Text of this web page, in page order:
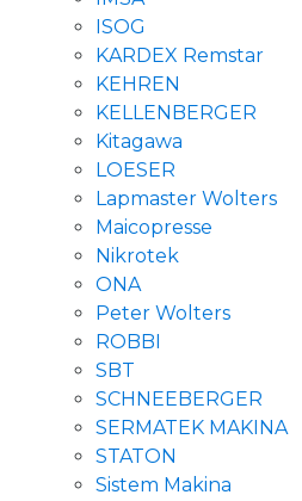
ISOG
KARDEX Remstar
KEHREN
KELLENBERGER
Kitagawa
LOESER
Lapmaster Wolters
Maicopresse
Nikrotek
ONA
Peter Wolters
ROBBI
SBT
SCHNEEBERGER
SERMATEK MAKINA
STATON
Sistem Makina